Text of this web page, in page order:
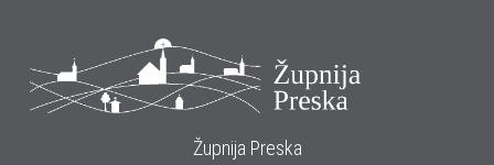
Župnija Preska